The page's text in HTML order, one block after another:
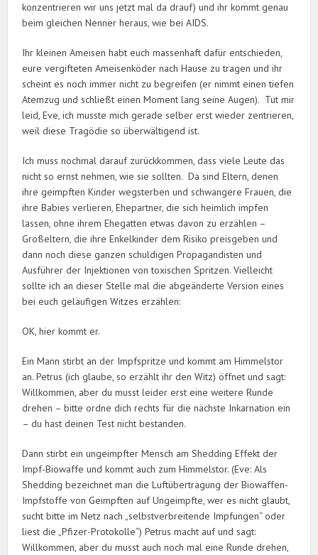
konzentrieren wir uns jetzt mal da drauf) und ihr kommt genau
beim gleichen Nenner heraus, wie bei AIDS.
Ihr kleinen Ameisen habt euch massenhaft dafür entschieden,
eure vergifteten Ameisenköder nach Hause zu tragen und ihr
scheint es noch immer nicht zu begreifen (er nimmt einen tiefen
Atemzug und schließt einen Moment lang seine Augen). Tut mir
leid, Eve, ich musste mich gerade selber erst wieder zentrieren,
weil diese Tragödie so überwältigend ist.
Ich muss nochmal darauf zurückkommen, dass viele Leute das
nicht so ernst nehmen, wie sie sollten. Da sind Eltern, denen
ihre geimpften Kinder wegsterben und schwangere Frauen, die
ihre Babies verlieren, Ehepartner, die sich heimlich impfen
lassen, ohne ihrem Ehegatten etwas davon zu erzählen –
Großeltern, die ihre Enkelkinder dem Risiko preisgeben und
dann noch diese ganzen schuldigen Propagandisten und
Ausführer der Injektionen von toxischen Spritzen. Vielleicht
sollte ich an dieser Stelle mal die abgeänderte Version eines
bei euch geläufigen Witzes erzählen:
OK, hier kommt er.
Ein Mann stirbt an der Impfspritze und kommt am Himmelstor
an. Petrus (ich glaube, so erzählt ihr den Witz) öffnet und sagt:
Willkommen, aber du musst leider erst eine weitere Runde
drehen – bitte ordne dich rechts für die nächste Inkarnation ein
– du hast deinen Test nicht bestanden.
Dann stirbt ein ungeimpfter Mensch am Shedding Effekt der
Impf-Biowaffe und kommt auch zum Himmelstor. (Eve: Als
Shedding bezeichnet man die Luftübertragung der Biowaffen-
Impfstoffe von Geimpften auf Ungeimpfte, wer es nicht glaubt,
sucht bitte im Netz nach „selbstverbreitende Impfungen“ oder
liest die „Pfizer-Protokolle“) Petrus macht auf und sagt:
Willkommen, aber du musst auch noch mal eine Runde drehen,